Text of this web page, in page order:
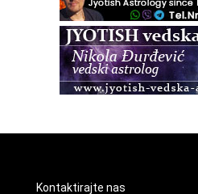
Zagreb+Online
Osnovni ThetaHealing® tečaj,
Access BARS®, otpusti stres
Kontaktirajte nas